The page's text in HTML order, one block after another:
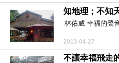
知地理；不知
林佑威 幸福的聲
2013-04-27
不讓幸福飛走